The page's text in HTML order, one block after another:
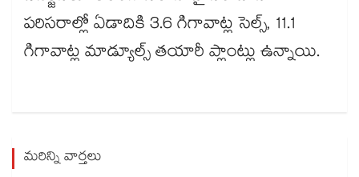
పరిసరాల్లో ఏడాదికి 3.6 గిగావాట్ల సెల్స్, 11.1
గిగావాట్ల మాడ్యూల్స్ తయారీ ప్లాంట్లు ఉన్నాయి.
మరిన్ని వార్తలు